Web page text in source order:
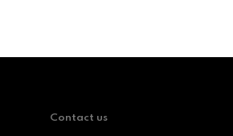
Contact us